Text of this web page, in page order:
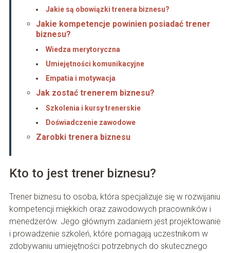
Jakie są obowiązki trenera biznesu?
Jakie kompetencje powinien posiadać trener
biznesu?
Wiedza merytoryczna
Umiejętności komunikacyjne
Empatia i motywacja
Jak zostać trenerem biznesu?
Szkolenia i kursy trenerskie
Doświadczenie zawodowe
Zarobki trenera biznesu
Kto to jest trener biznesu?
Trener biznesu to osoba, która specjalizuje się w rozwijaniu
kompetencji miękkich oraz zawodowych pracowników i
menedżerów. Jego głównym zadaniem jest projektowanie
i prowadzenie szkoleń, które pomagają uczestnikom w
zdobywaniu umiejętności potrzebnych do skutecznego